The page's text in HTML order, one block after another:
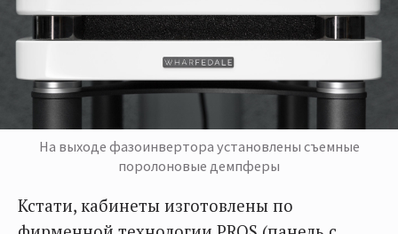
На выходе фазоинвертора установлены съемные
поролоновые демпферы
Кстати, кабинеты изготовлены по